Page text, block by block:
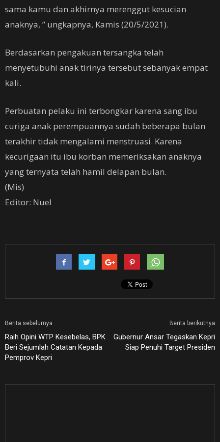
sama kamu dan akhirnya merenggut kesucian
anaknya, ” ungkapnya, Kamis (20/5/2021).
Berdasarkan pengakuan tersangka telah
menyetubuhi anak tirinya tersebut sebanyak empat
kali.
Perbuatan pelaku ini terbongkar karena sang ibu
curiga anak perempuannya sudah beberapa bulan
terakhir tidak mengalami menstruasi. Karena
kecurigaan itu ibu korban memeriksakan anaknya
yang ternyata telah hamil delapan bulan.
(Mis)
Editor: Nuel
Berita sebelumya
Raih Opini WTP Kesebelas, BPK
Beri Sejumlah Catatan Kepada
Pemprov Kepri
Berita berikutnya
Gubernur Ansar Tegaskan Kepri
Siap Penuhi Target Presiden